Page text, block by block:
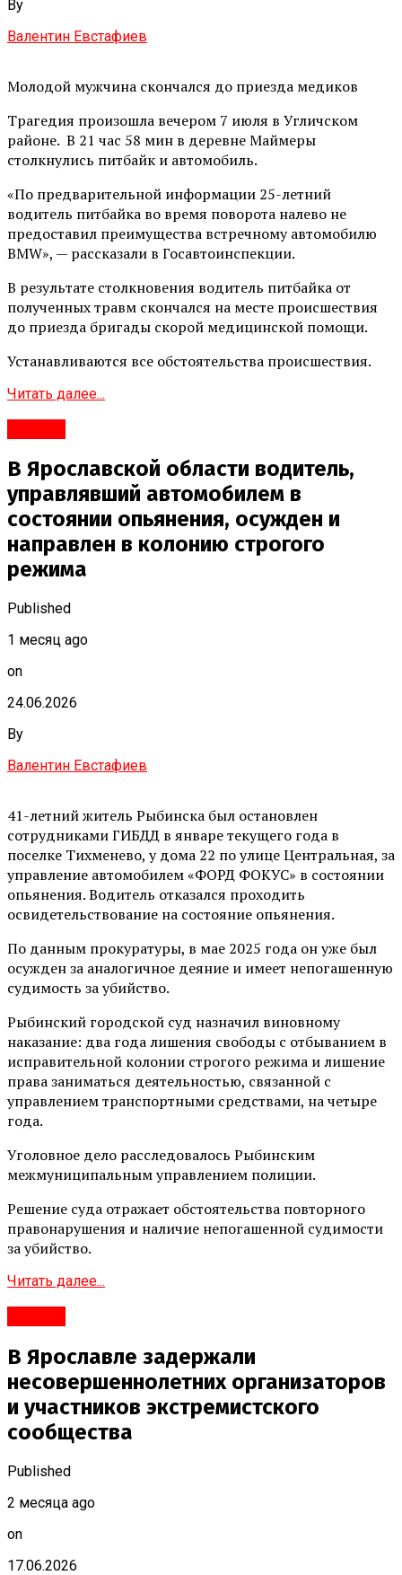
By
Валентин Евстафиев
Молодой мужчина скончался до приезда медиков
Трагедия произошла вечером 7 июля в Угличском
районе. В 21 час 58 мин в деревне Маймеры
столкнулись питбайк и автомобиль.
«По предварительной информации 25-летний
водитель питбайка во время поворота налево не
предоставил преимущества встречному автомобилю
BMW», — рассказали в Госавтоинспекции.
В результате столкновения водитель питбайка от
полученных травм скончался на месте происшествия
до приезда бригады скорой медицинской помощи.
Устанавливаются все обстоятельства происшествия.
Читать далее...
В Ярославской области водитель,
управлявший автомобилем в
состоянии опьянения, осужден и
направлен в колонию строгого
режима
Published
1 месяц ago
on
24.06.2026
By
Валентин Евстафиев
41-летний житель Рыбинска был остановлен
сотрудниками ГИБДД в январе текущего года в
поселке Тихменево, у дома 22 по улице Центральная, за
управление автомобилем «ФОРД ФОКУС» в состоянии
опьянения. Водитель отказался проходить
освидетельствование на состояние опьянения.
По данным прокуратуры, в мае 2025 года он уже был
осужден за аналогичное деяние и имеет непогашенную
судимость за убийство.
Рыбинский городской суд назначил виновному
наказание: два года лишения свободы с отбыванием в
исправительной колонии строгого режима и лишение
права заниматься деятельностью, связанной с
управлением транспортными средствами, на четыре
года.
Уголовное дело расследовалось Рыбинским
межмуниципальным управлением полиции.
Решение суда отражает обстоятельства повторного
правонарушения и наличие непогашенной судимости
за убийство.
Читать далее...
В Ярославле задержали
несовершеннолетних организаторов
и участников экстремистского
сообщества
Published
2 месяца ago
on
17.06.2026